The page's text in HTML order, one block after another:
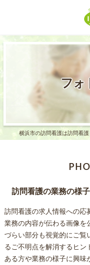
フォ
訪問看護の業務の様
訪問看護の求人情報への
業務の内容が伝わる画像を
づらい部分も視覚的にご
るご不明点を解消するヒ
ある方や業務の様子に興味